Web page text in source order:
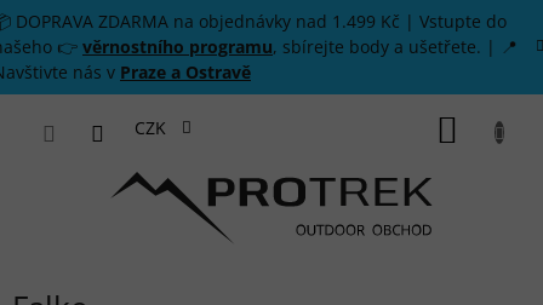
Přejít na obsah
DOPRAVA ZDARMA na objednávky nad 1.499 Kč | Vstupte do
👉 věrnostního programu, sbírejte body a ušetřete. | 📍
nás v Praze a Ostravě
CZK